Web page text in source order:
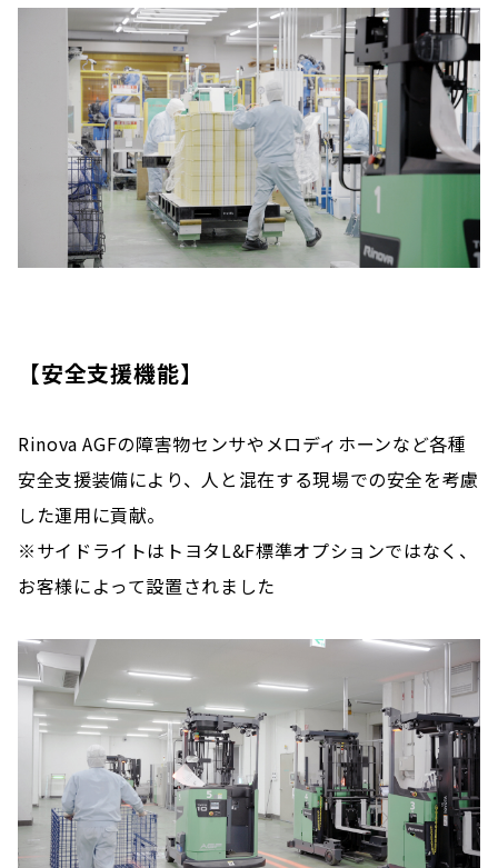
【安全支援機能】
Rinova AGFの障害物センサやメロディホーンなど各種
安全支援装備により、人と混在する現場での安全を考慮
した運用に貢献。
※サイドライトはトヨタL&F標準オプションではなく、
お客様によって設置されました